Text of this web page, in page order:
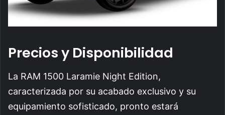
Precios y Disponibilidad
La RAM 1500 Laramie Night Edition,
caracterizada por su acabado exclusivo y su
equipamiento sofisticado, pronto estará